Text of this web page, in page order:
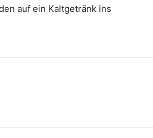
auf ein Kaltgetränk ins